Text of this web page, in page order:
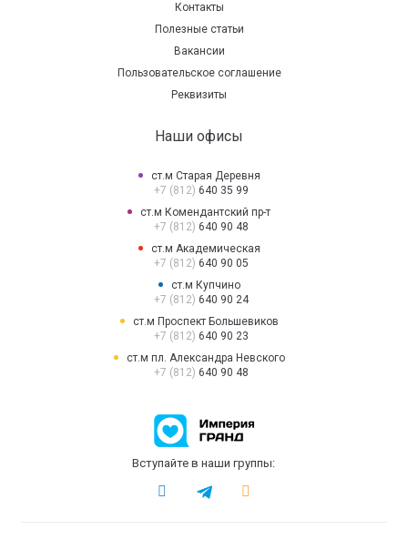
Контакты
Полезные статьи
Вакансии
Пользовательское соглашение
Реквизиты
Наши офисы
ст.м Старая Деревня
+7 (812) 640 35 99
ст.м Комендантский пр-т
+7 (812) 640 90 48
ст.м Академическая
+7 (812) 640 90 05
ст.м Купчино
+7 (812) 640 90 24
ст.м Проспект Большевиков
+7 (812) 640 90 23
ст.м пл. Александра Невского
+7 (812) 640 90 48
Вступайте в наши группы: